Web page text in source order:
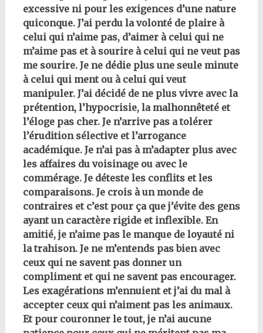
excessive ni pour les exigences d’une nature
quiconque. J’ai perdu la volonté de plaire à
celui qui n’aime pas, d’aimer à celui qui ne
m’aime pas et à sourire à celui qui ne veut pas
me sourire. Je ne dédie plus une seule minute
à celui qui ment ou à celui qui veut
manipuler. J’ai décidé de ne plus vivre avec la
prétention, l’hypocrisie, la malhonnêteté et
l’éloge pas cher. Je n’arrive pas a tolérer
l’érudition sélective et l’arrogance
académique. Je n’ai pas à m’adapter plus avec
les affaires du voisinage ou avec le
commérage. Je déteste les conflits et les
comparaisons. Je crois à un monde de
contraires et c’est pour ça que j’évite des gens
ayant un caractère rigide et inflexible. En
amitié, je n’aime pas le manque de loyauté ni
la trahison. Je ne m’entends pas bien avec
ceux qui ne savent pas donner un
compliment et qui ne savent pas encourager.
Les exagérations m’ennuient et j’ai du mal à
accepter ceux qui n’aiment pas les animaux.
Et pour couronner le tout, je n’ai aucune